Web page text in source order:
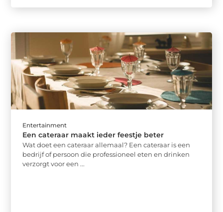
Entertainment
Een cateraar maakt ieder feestje beter
Wat doet een cateraar allemaal? Een cateraar is een
bedrijf of persoon die professioneel eten en drinken
verzorgt voor een ...